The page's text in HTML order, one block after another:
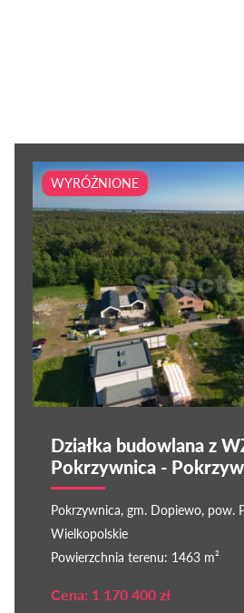
WYRÓŻNIONE
Działka budowlana z
Pokrzywnica -
Pokrzywnica, gm. Dopiewo, pow.
Wielkopolskie
Powierzchnia terenu: 1463 m²
Cena: 1 170 400 zł